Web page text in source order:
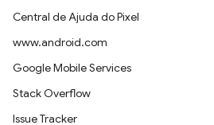
Central de Ajuda do Pixel
www.android.com
Google Mobile Services
Stack Overflow
Issue Tracker